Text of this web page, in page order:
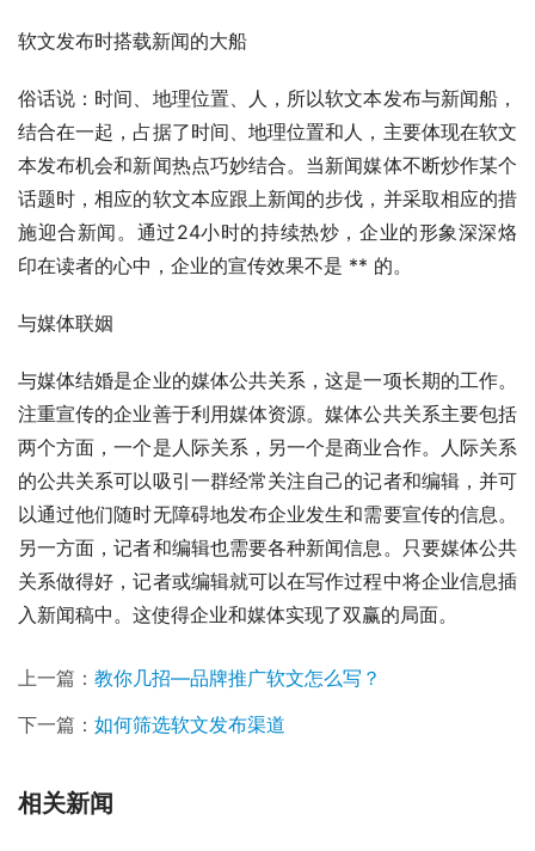
软文发布时搭载新闻的大船
俗话说：时间、地理位置、人，所以软文本发布与新闻船，
结合在一起，占据了时间、地理位置和人，主要体现在软文
本发布机会和新闻热点巧妙结合。当新闻媒体不断炒作某个
话题时，相应的软文本应跟上新闻的步伐，并采取相应的措
施迎合新闻。通过24小时的持续热炒，企业的形象深深烙
印在读者的心中，企业的宣传效果不是 ** 的。
与媒体联姻
与媒体结婚是企业的媒体公共关系，这是一项长期的工作。
注重宣传的企业善于利用媒体资源。媒体公共关系主要包括
两个方面，一个是人际关系，另一个是商业合作。人际关系
的公共关系可以吸引一群经常关注自己的记者和编辑，并可
以通过他们随时无障碍地发布企业发生和需要宣传的信息。
另一方面，记者和编辑也需要各种新闻信息。只要媒体公共
关系做得好，记者或编辑就可以在写作过程中将企业信息插
入新闻稿中。这使得企业和媒体实现了双赢的局面。
上一篇： 教你几招—品牌推广软文怎么写？
下一篇： 如何筛选软文发布渠道
相关新闻